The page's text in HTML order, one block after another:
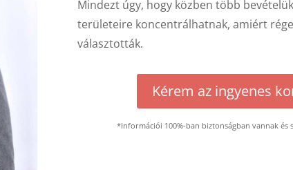
Mindezt úgy, hogy közben több
területeire koncentrálhatnak, amiért
választották.
Kérem az ingyenes
*Információi 100%-ban biztonságban vannak és